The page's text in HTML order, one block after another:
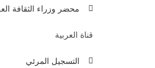
محضر وزراء الثقافة
قناة العربية
التسجيل المرئي